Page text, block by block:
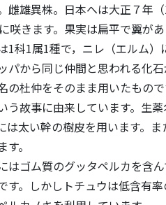
雌雄異株。日本へは大正７年
咲きます。果実は扁平で翼が
1科1属1種で，ニレ（エルム
パから同じ仲間と思われる化
の杜仲をそのまま用いたもの
う故事に由来しています。生
は太い幹の樹皮を用います。
。
はゴム質のグッタペルカを含
す。しかしトチュウは低含有